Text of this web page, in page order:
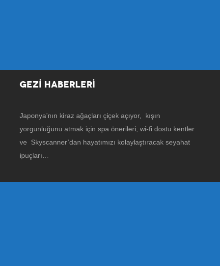
GEZİ HABERLERİ
Japonya’nın kiraz ağaçları çiçek açıyor, kışın
yorgunluğunu atmak için spa önerileri, wi-fi dostu kentler
ve Skyscanner’dan hayatımızı kolaylaştıracak seyahat
ipuçları…